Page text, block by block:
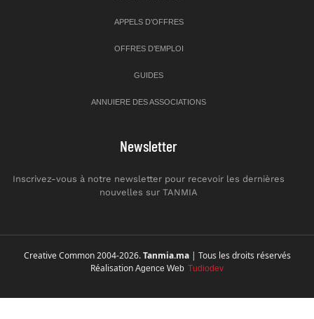
APPELS D’OFFRES
OFFRES D’EMPLOI
GUIDES
ANNUIERE DES ASSOCIATIONS
Newsletter
Inscrivez-vous à notre newsletter pour recevoir les dernières
nouvelles sur TANMIA
Creative Common 2004-2026.Tanmia.ma| Tous les droits réservés
Réalisation Agence Web Tudiodev